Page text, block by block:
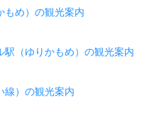
もめ）の観光案内
（ゆりかもめ）の観光案内
線）の観光案内